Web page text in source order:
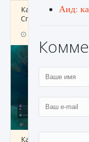
Как
Creatures of Ava
Как приручить
Аид: